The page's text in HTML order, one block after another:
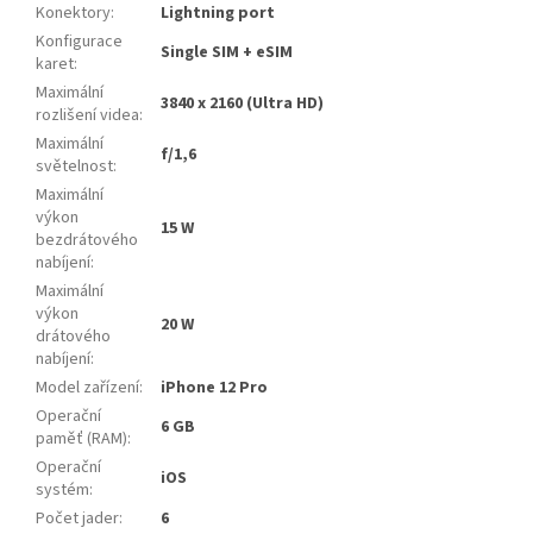
Konektory:
Lightning port
Konfigurace
karet:
Single SIM + eSIM
Maximální
rozlišení videa:
3840 x 2160 (Ultra HD)
Maximální
světelnost:
f/1,6
Maximální
výkon
bezdrátového
nabíjení:
15 W
Maximální
výkon
drátového
nabíjení:
20 W
Model zařízení:
iPhone 12 Pro
Operační
paměť (RAM):
6 GB
Operační
systém:
iOS
Počet jader:
6